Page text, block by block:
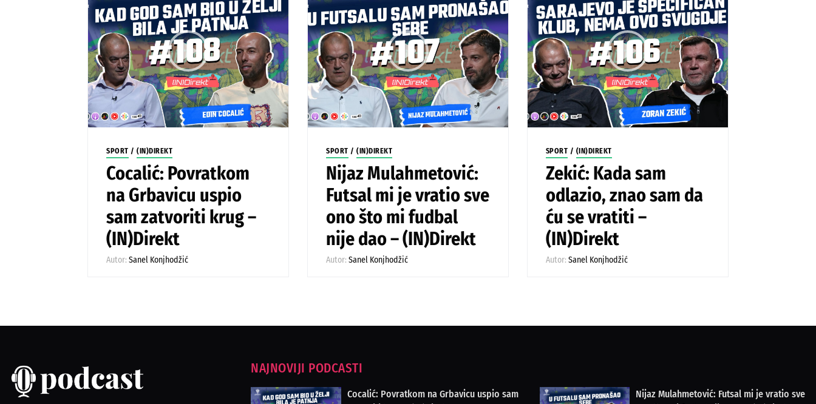
SPORT /(IN)DIREKT
Cocalić: Povratkom
na Grbavicu uspio
sam zatvoriti krug –
(IN)Direkt
Autor:Sanel Konjhodžić
SPORT /(IN)DIREKT
Nijaz Mulahmetović:
Futsal mi je vratio sve
ono što mi fudbal
nije dao – (IN)Direkt
Autor:Sanel Konjhodžić
SPORT / (IN)DIREKT
Zekić: Kada sam
odlazio, znao sam da
ću se vratiti –
(IN)Direkt
Autor: Sanel Konjhodžić
NAJNOVIJI PODCASTI
Cocalić: Povratkom na Grbavicu uspio sam
Nijaz Mulahmetović: Futsal mi je vratio sve